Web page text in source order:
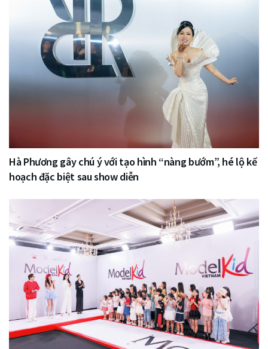
Hà Phương gây chú ý với tạo hình “nàng bướm”, hé lộ kế
hoạch đặc biệt sau show diễn